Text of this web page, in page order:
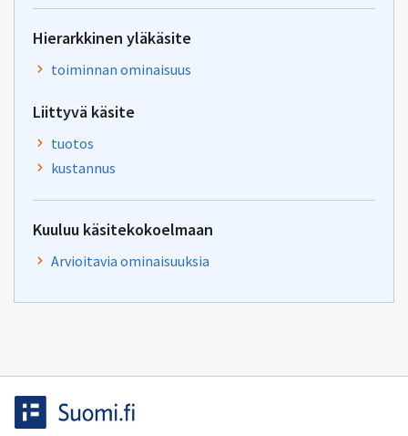
Hierarkkinen yläkäsite
toiminnan ominaisuus
Liittyvä käsite
tuotos
kustannus
Kuuluu käsitekokoelmaan
Arvioitavia ominaisuuksia